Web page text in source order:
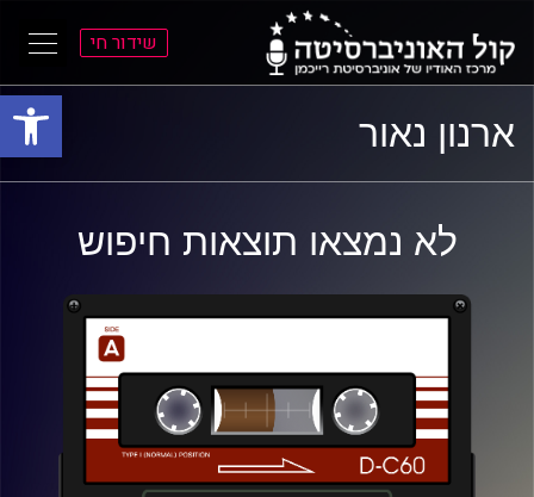
פתח
התפריט
הראשי
התוכן
הראשי
שידור חי
ארנון נאור
לא נמצאו תוצאות חיפוש